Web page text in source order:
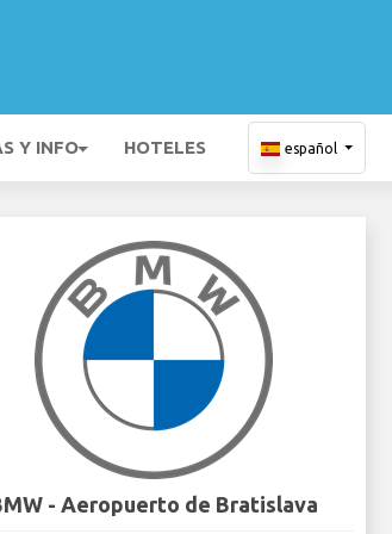
Y INFO HOTELES español
- Aeropuerto de Bratislava